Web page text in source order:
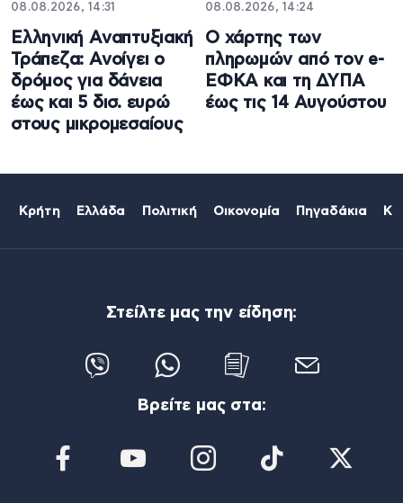
08.08.2026, 14:31
Ελληνική Αναπτυξιακή
Τράπεζα: Ανοίγει ο
δρόμος για δάνεια
έως και 5 δισ. ευρώ
στους μικρομεσαίους
08.08.2026, 14:24
Ο χάρτης των
πληρωμών από τον e-
ΕΦΚΑ και τη ΔΥΠΑ
έως τις 14 Αυγούστου
Κρήτη Ελλάδα Πολιτική Οικονομία Πηγαδάκια
Στείλτε μας την είδηση:
Βρείτε μας στα: